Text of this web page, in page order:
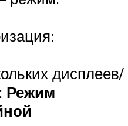
дисплеев/
Режим